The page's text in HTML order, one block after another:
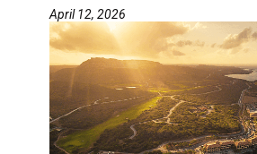
AGENTS DE VOYAGE
FORMATION & RESSOURCES
April 12, 2026